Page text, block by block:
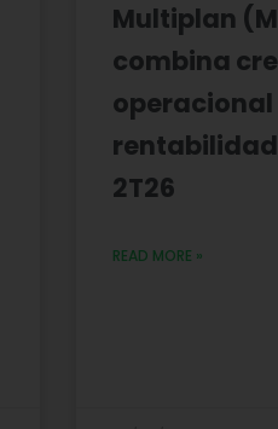
Multiplan
combina
operacional
2T26
READ MORE »